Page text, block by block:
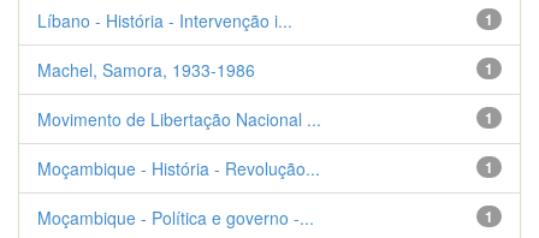
1
Líbano - História - Intervenção i...
1
Machel, Samora, 1933-1986
1
Movimento de Libertação Nacional ...
1
Moçambique - História - Revolução...
1
Moçambique - Política e governo -...